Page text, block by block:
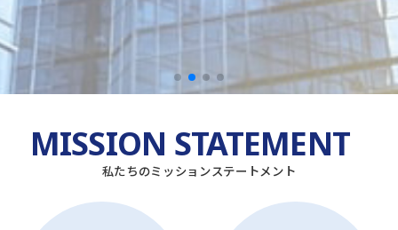
MISSION STATEMENT
私たちのミッションステートメント